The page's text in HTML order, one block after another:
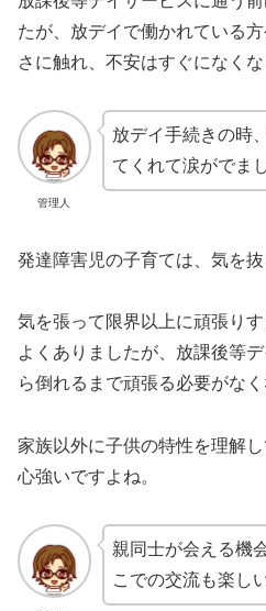
たが、放デイで働かれている
さに触れ、不安はすぐになくな
管理人
放デイ手続きの時
てくれて涙がでま
発達障害児の子育ては、気を抜
気を張って限界以上に頑張り
よくありましたが、放課後等
ら倒れるまで頑張る必要がなく
家族以外に子供の特性を理解
心強いですよね。
親同士が会える機
こでの交流も楽し